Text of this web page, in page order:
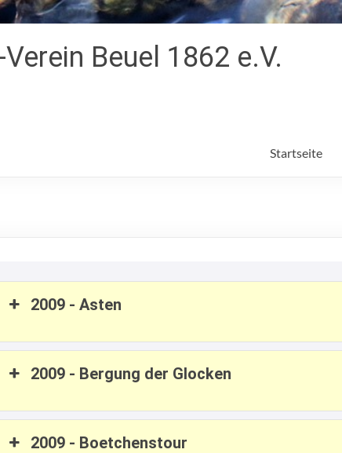
Beuel 1862 e.V.
Startseite
2009 - Asten
2009 - Bergung der Glocken
2009 - Boetchenstour